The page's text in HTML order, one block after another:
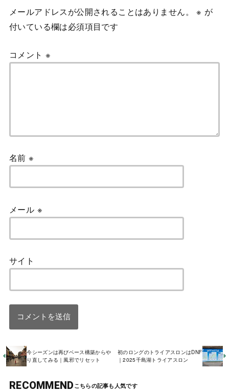
メールアドレスが公開されることはありません。 ※ が
付いている欄は必須項目です
コメント ※
名前※
メール ※
サイト
今シーズンは再びベース構築からや
り直してみる｜風邪でリセット
初のロングのトライアスロンはDNF
｜2025千島湖トライアスロン
RECOMMEND